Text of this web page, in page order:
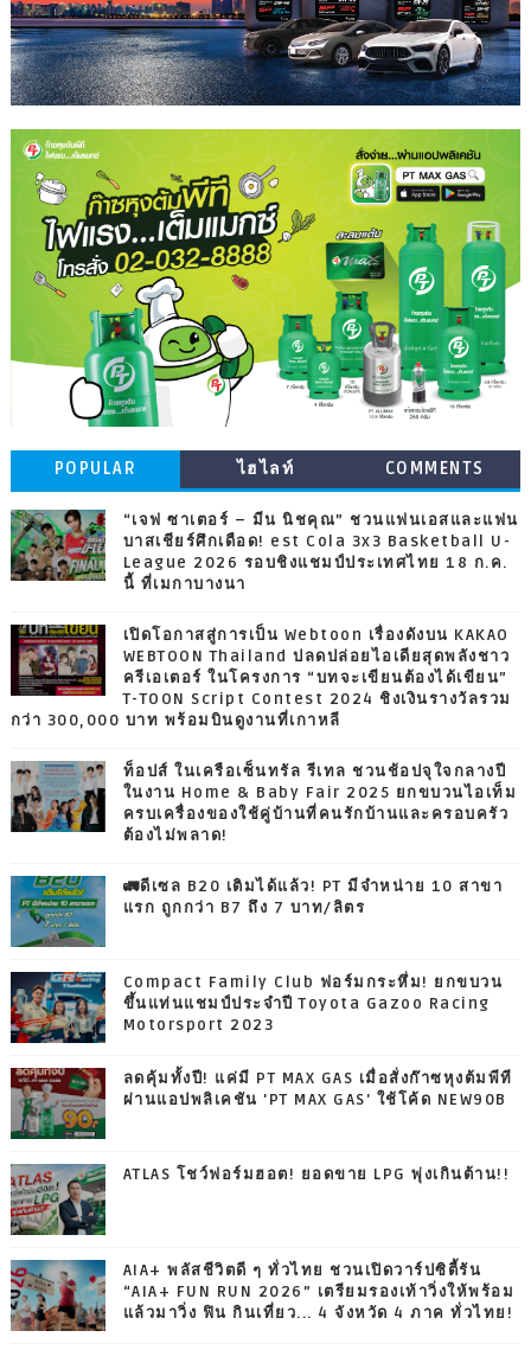
POPULAR ไฮไลท์ COMMENTS
“เจฟ ซาเตอร์ – มีน นิชคุณ” ชวนแฟนเอสและแฟน
บาสเชียร์ศึกเดือด! est Cola 3x3 Basketball U-
League 2026 รอบชิงแชมป์ประเทศไทย 18 ก.ค.
นี้ ที่เมกาบางนา
เปิดโอกาสสู่การเป็น Webtoon เรื่องดังบน KAKAO
WEBTOON Thailand ปลดปล่อยไอเดียสุดพลังชาว
ครีเอเตอร์ ในโครงการ “บทจะเขียนต้องได้เขียน”
T-TOON Script Contest 2024 ชิงเงินรางวัลรวม
กว่า 300,000 บาท พร้อมบินดูงานที่เกาหลี
ท็อปส์ ในเครือเซ็นทรัล รีเทล ชวนช้อปจุใจกลางปี
ในงาน Home & Baby Fair 2025 ยกขบวนไอเท็ม
ครบเครื่องของใช้คู่บ้านที่คนรักบ้านและครอบครัว
ต้องไม่พลาด!
🚛ดีเซล B20 เติมได้แล้ว! PT มีจำหน่าย 10 สาขา
แรก ถูกกว่า B7 ถึง 7 บาท/ลิตร
Compact Family Club ฟอร์มกระหึ่ม! ยกขบวน
ขึ้นแท่นแชมป์ประจำปี Toyota Gazoo Racing
Motorsport 2023
ลดคุ้มทั้งปี! แค่มี PT MAX GAS เมื่อสั่งก๊าซหุงต้มพีที
ผ่านแอปพลิเคชัน 'PT MAX GAS' ใช้โค้ด NEW90B
ATLAS โชว์ฟอร์มฮอต! ยอดขาย LPG พุ่งเกินต้าน!!
AIA+ พลัสชีวิตดี ๆ ทั่วไทย ชวนเปิดวาร์ปซิตี้รัน
“AIA+ FUN RUN 2026” เตรียมรองเท้าวิ่งให้พร้อม
แล้วมาวิ่ง ฟิน กินเที่ยว... 4 จังหวัด 4 ภาค ทั่วไทย!